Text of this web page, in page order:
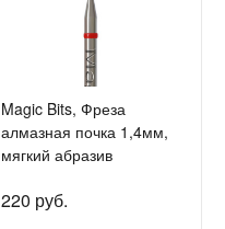
Magic Bits, Фреза
алмазная почка 1,4мм,
мягкий абразив
220 руб.